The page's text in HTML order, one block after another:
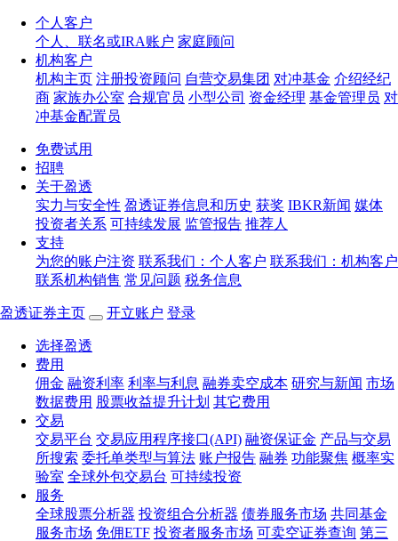
个人客户
个人、联名或IRA账户 家庭顾问
机构客户
机构主页 注册投资顾问 自营交易集团 对冲基金 介绍经纪
商 家族办公室 合规官员 小型公司 资金经理 基金管理员 对
冲基金配置员
免费试用
招聘
关于盈透
实力与安全性 盈透证券信息和历史 获奖 IBKR新闻 媒体
投资者关系 可持续发展 监管报告 推荐人
支持
为您的账户注资 联系我们：个人客户 联系我们：机构客户
联系机构销售 常见问题 税务信息
盈透证券主页 开立账户 登录
选择盈透
费用
佣金 融资利率 利率与利息 融券卖空成本 研究与新闻 市场
数据费用 股票收益提升计划 其它费用
交易
交易平台 交易应用程序接口(API) 融资保证金 产品与交易
所搜索 委托单类型与算法 账户报告 融券 功能聚焦 概率实
验室 全球外包交易台 可持续投资
服务
全球股票分析器 投资组合分析器 债券服务市场 共同基金
服务市场 免佣ETF 投资者服务市场 可卖空证券查询 第三